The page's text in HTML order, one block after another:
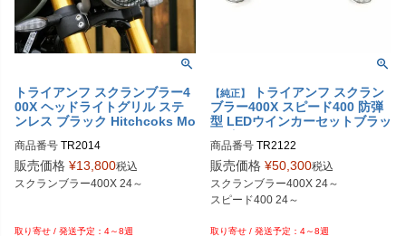
トライアンフ スクランブラー4
00X ヘッドライトグリル ステ
ンレス ブラック Hitchcoks Mo
商品番号 TR2014
販売価格 ¥13,800税込
スクランブラー400X 24～
4～8週
【純正】
トライアンフ スクラン
ブラー400X スピード400 防弾
型 LEDウインカーセットブラッ
商品番号 TR2122
純正品番：36TA0027+36TA0049
販売価格 ¥50,300税込
スクランブラー400X 24～
スピード400 24～
4～8週